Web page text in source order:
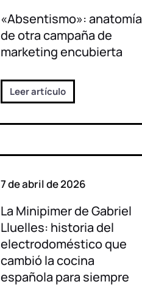
«Absentismo»: anatomía
de otra campaña de
marketing encubierta
Leer artículo
7 de abril de 2026
La Minipimer de Gabriel
Lluelles: historia del
electrodoméstico que
cambió la cocina
española para siempre